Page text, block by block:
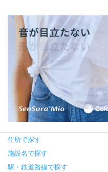
住所で探す
施設名で探す
駅・鉄道路線で探す